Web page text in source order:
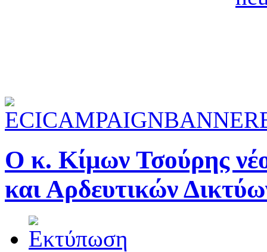
Ο κ. Κίμων Τσούρης
και Αρδευτικών